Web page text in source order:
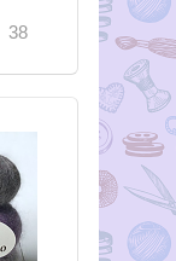
38